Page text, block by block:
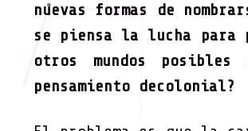
nuevas formas de
se piensa la lucha para
otros mundos posibles
pensamiento decolonial?